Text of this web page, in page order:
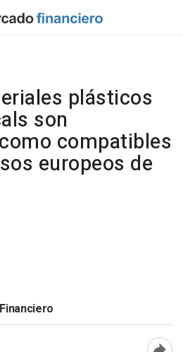
plásticos
son
compatibles
europeos de